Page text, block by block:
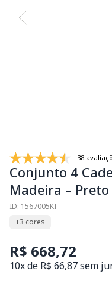
38
Conjunto 4
Madeira – Preto
ID: 1567005KI
+3 cores
R$ 668,72
10x de R$ 66,87 sem